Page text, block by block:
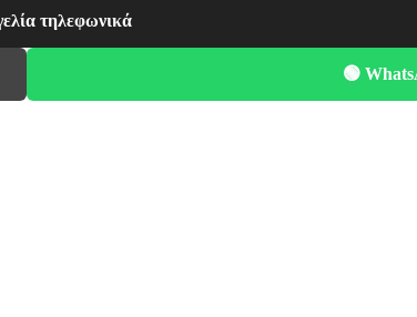
τηλεφωνικά
🟢